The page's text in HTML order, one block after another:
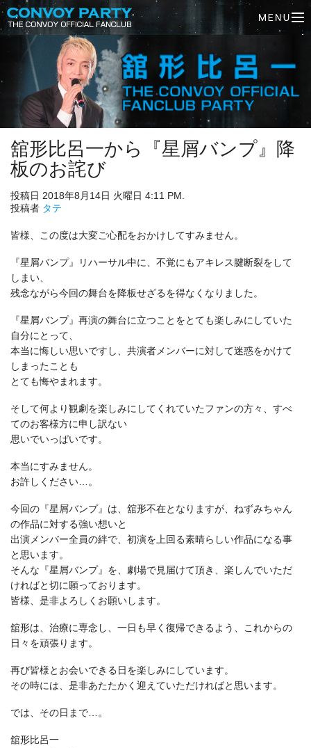
舘形比呂一から『星屑バンプ』降
板のお詫び
投稿日 2018年8月14日 火曜日 4:11 PM.
投稿者 タテ
皆様、この度は大変ご心配をおかけしてすみません。
『星屑バンプ』リハーサル中に、不覚にもアキレス腱断裂をして
しまい、
残念ながら今回の舞台を降板せざるを得なくなりました。
『星屑バンプ』再演の舞台に立つことをとても楽しみにしていた
自分にとって、
本当に悔しい思いですし、共演者メンバーに対して迷惑をかけて
しまったことも
とても悔やまれます。
そして何より観劇を楽しみにしてくれていたファンの方々、すべ
てのお客様方に申し訳ない
思いでいっぱいです。
本当にすみません。
お許しください…。
今回の『星屑バンプ』は、舘形不在となりますが、ねずみちゃん
の作品に対する強い想いと
出演メンバー全員の絆で、初演を上回る素晴らしい作品になる事
と思います。
そんな『星屑バンプ』を、劇場で見届けて頂き、楽しんでいただ
ければと切に願っております。
皆様、是非よろしくお願いします。
舘形は、治療に専念し、一日も早く復帰できるよう、これからの
日々を頑張ります。
再び皆様とお会いできる日を楽しみにしています。
その時には、是非あたたかく迎えていただければと思います。
では、その日まで…。
舘形比呂一